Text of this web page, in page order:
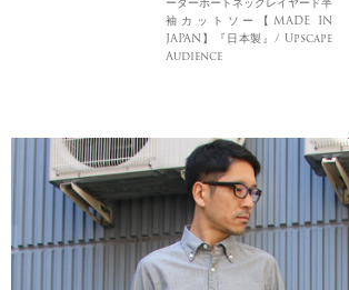
袖カットソー【MADE IN
JAPAN】『日本製』/ Upscape
Audience